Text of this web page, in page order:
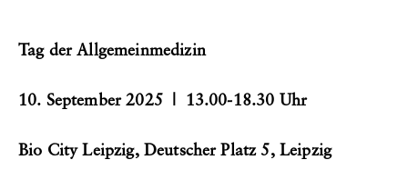
Tag der Allgemeinmedizin
10. September 2025 | 13.00-18.30 Uhr
Bio City Leipzig, Deutscher Platz 5, Leipzig